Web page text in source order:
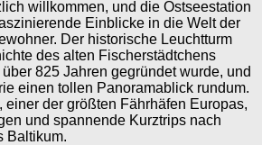
willkommen, und die Ostseestation
Einblicke in die Welt der
Der historische Leuchtturm
des alten Fischerstädtchens
825 Jahren gegründet wurde, und
einen tollen Panoramablick rundum.
einer der größten Fährhäfen Europas,
und spannende Kurztrips nach
Baltikum.